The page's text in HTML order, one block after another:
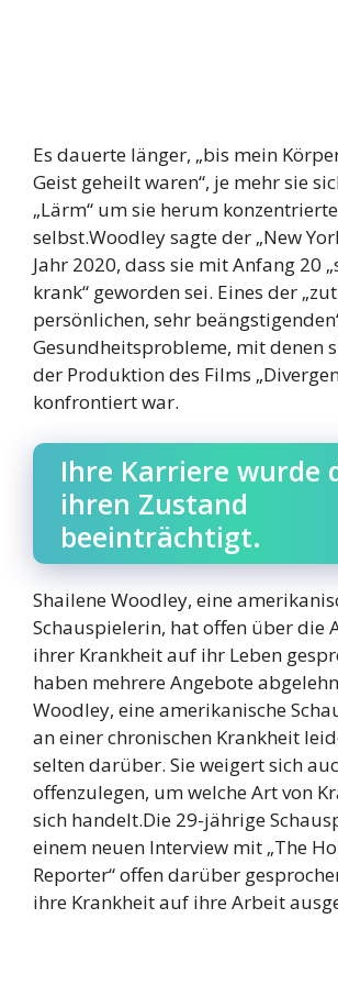
Es dauerte länger, „bis mein
Geist geheilt waren“, je mehr sie
„Lärm“ um sie herum
selbst.Woodley sagte der „New
Jahr 2020, dass sie mit Anfang 20
krank“ geworden sei. Eines der
persönlichen, sehr
Gesundheitsprobleme, mit denen
der Produktion des Films
konfrontiert war.
Ihre Karriere wurde
ihren Zustand
beeinträchtigt.
Shailene Woodley, eine
Schauspielerin, hat offen über die
ihrer Krankheit auf ihr Leben
haben mehrere Angebote
Woodley, eine amerikanische
an einer chronischen Krankheit
selten darüber. Sie weigert sich
offenzulegen, um welche Art von
sich handelt.Die 29-jährige
einem neuen Interview mit „The
Reporter“ offen darüber
ihre Krankheit auf ihre Arbeit